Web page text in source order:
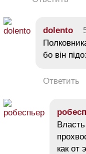
dolento
бо він
Ответить
как от